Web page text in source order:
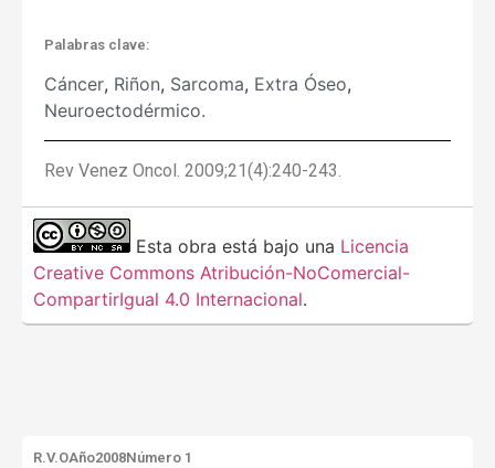
Palabras clave:
Cáncer, Riñon, Sarcoma, Extra Óseo,
Neuroectodérmico.
Rev Venez Oncol. 2009;21(4):240-243.
Esta obra está bajo una Licencia
Creative Commons Atribución-NoComercial-
CompartirIgual 4.0 Internacional.
R.V.OAño2008Número 1